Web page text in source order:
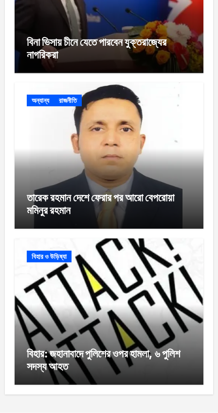
বিনা ভিসায় চীনে যেতে পারবেন যুক্তরাজ্যের
নাগরিকরা
অন্যান্য রাজনীতি
তারেক রহমান দেশে ফেরার পর আরো বেপরোয়া
মমিনুর রহমান
বিহার ও উড়িষ্যা
বিহার: জহানাবাদে পুলিশের ওপর হামলা, ৬ পুলিশ
সদস্য আহত